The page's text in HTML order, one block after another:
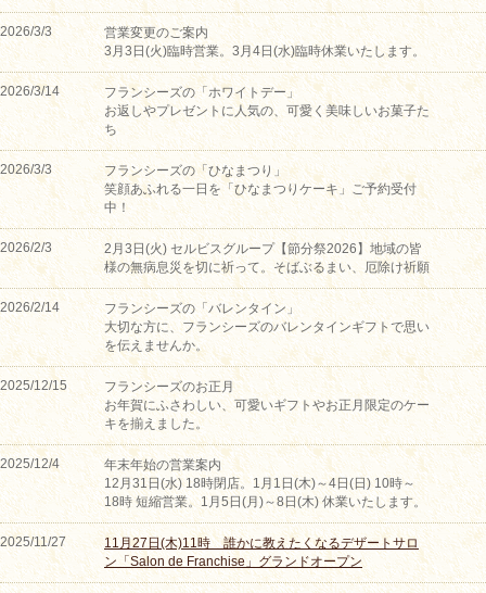
2026/3/3
営業変更のご案内
3月3日(火)臨時営業。3月4日(水)臨時休業いたします。
2026/3/14
フランシーズの「ホワイトデー」
お返しやプレゼントに人気の、可愛く美味しいお菓子た
ち
2026/3/3
フランシーズの「ひなまつり」
笑顔あふれる一日を「ひなまつりケーキ」ご予約受付
中！
2026/2/3
2月3日(火) セルビスグループ【節分祭2026】地域の皆
様の無病息災を切に祈って。そばぶるまい、厄除け祈願
2026/2/14
フランシーズの「バレンタイン」
大切な方に、フランシーズのバレンタインギフトで思い
を伝えませんか。
2025/12/15
フランシーズのお正月
お年賀にふさわしい、可愛いギフトやお正月限定のケー
キを揃えました。
2025/12/4
年末年始の営業案内
12月31日(水) 18時閉店。1月1日(木)～4日(日) 10時～
18時 短縮営業。1月5日(月)～8日(木) 休業いたします。
2025/11/27
11月27日(木)11時 誰かに教えたくなるデザートサロ
ン「Salon de Franchise」グランドオープン